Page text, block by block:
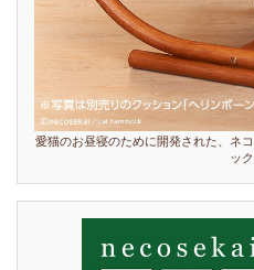
愛猫のお昼寝のために開発された、ネ
ック